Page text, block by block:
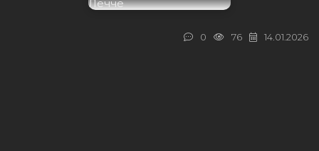
14.01.2026
76
0